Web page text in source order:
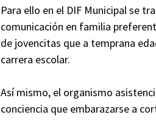
Para ello en el DIF Municipal se
comunicación en familia
de jovencitas que a temprana
carrera escolar.
Así mismo, el organismo
conciencia que embarazarse a